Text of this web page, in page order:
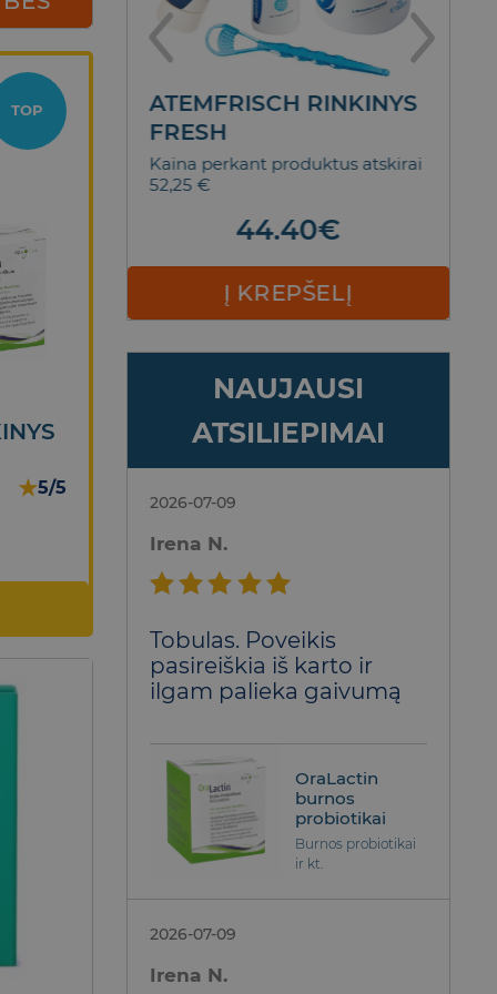
TOP
★5/5
€
ATEMFRISCH RINKINYS
FRESH
Kaina perkant produktus atskirai
52,25 €
44.40€
Į KREPŠELĮ
NAUJAUSI
ATSILIEPIMAI
2026-07-09
Irena N.
5iš 5
Tobulas. Poveikis
pasireiškia iš karto ir
ilgam palieka gaivumą
OraLactin
burnos
probiotikai
Burnos probiotikai
ir kt.
2026-07-09
Irena N.